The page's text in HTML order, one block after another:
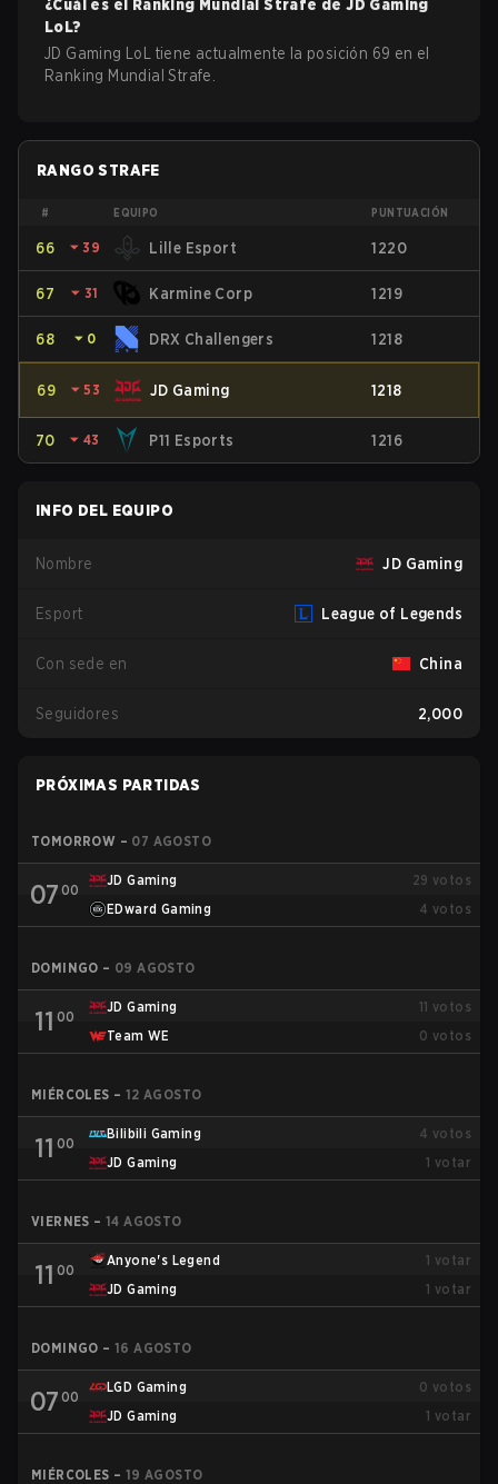
¿Cuál es el Ranking Mundial Strafe deJD Gaming
LoL?
JD Gaming LoL tiene actualmente la posición 69 en el
Ranking Mundial Strafe.
RANGO STRAFE
# EQUIPO PUNTUACIÓN
66 ⏷ 39 Lille Esport 1220
67 ⏷ 31 Karmine Corp 1219
68 ⏷ 0 DRX Challengers 1218
69 ⏷ 53 JD Gaming 1218
70 ⏷ 43 P11 Esports 1216
INFO DEL EQUIPO
Nombre JD Gaming
Esport League of Legends
Con sede en China
Seguidores 2,000
PRÓXIMAS PARTIDAS
TOMORROW – 07 AGOSTO
07 00
JD Gaming 29 votos
EDward Gaming
4 votos
DOMINGO – 09 AGOSTO
11 00
JD Gaming 11 votos
Team WE
0 votos
MIÉRCOLES – 12 AGOSTO
11 00
Bilibili Gaming 4 votos
JD Gaming
1 votar
VIERNES – 14 AGOSTO
11 00
Anyone's Legend 1 votar
JD Gaming
1 votar
DOMINGO – 16 AGOSTO
07 00
LGD Gaming 0 votos
JD Gaming
1 votar
MIÉRCOLES – 19 AGOSTO